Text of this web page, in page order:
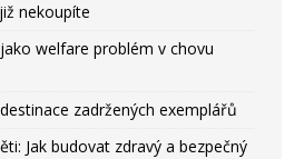
nekoupíte
welfare problém v chovu
zadržených exemplářů
Jak budovat zdravý a bezpečný